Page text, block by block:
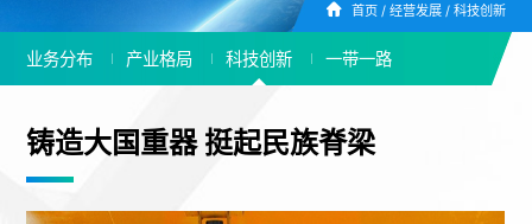
首页/ 经营发展/ 科技创新
业务分布 产业格局 科技创新 一带一路
铸造大国重器 挺起民族脊梁